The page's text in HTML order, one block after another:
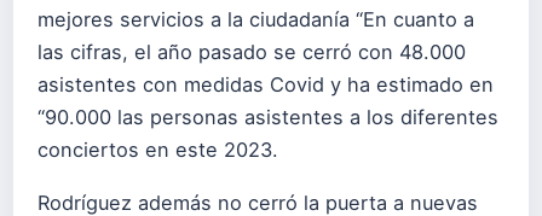
mejores servicios a la ciudadanía “En cuanto a
las cifras, el año pasado se cerró con 48.000
asistentes con medidas Covid y ha estimado en
“90.000 las personas asistentes a los diferentes
conciertos en este 2023.
Rodríguez además no cerró la puerta a nuevas